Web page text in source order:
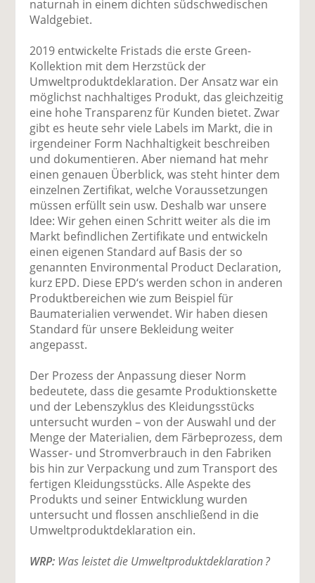
naturnah in einem dichten südschwedischen
Waldgebiet.
2019 entwickelte Fristads die erste Green-
Kollektion mit dem Herzstück der
Umweltproduktdeklaration. Der Ansatz war ein
möglichst nachhaltiges Produkt, das gleichzeitig
eine hohe Transparenz für Kunden bietet. Zwar
gibt es heute sehr viele Labels im Markt, die in
irgendeiner Form Nachhaltigkeit beschreiben
und dokumentieren. Aber niemand hat mehr
einen genauen Überblick, was steht hinter dem
einzelnen Zertifikat, welche Voraussetzungen
müssen erfüllt sein usw. Deshalb war unsere
Idee: Wir gehen einen Schritt weiter als die im
Markt befindlichen Zertifikate und entwickeln
einen eigenen Standard auf Basis der so
genannten Environmental Product Declaration,
kurz EPD. Diese EPD‘s werden schon in anderen
Produktbereichen wie zum Beispiel für
Baumaterialien verwendet. Wir haben diesen
Standard für unsere Bekleidung weiter
angepasst.
Der Prozess der Anpassung dieser Norm
bedeutete, dass die gesamte Produktionskette
und der Lebenszyklus des Kleidungsstücks
untersucht wurden – von der Auswahl und der
Menge der Materialien, dem Färbeprozess, dem
Wasser- und Stromverbrauch in den Fabriken
bis hin zur Verpackung und zum Transport des
fertigen Kleidungsstücks. Alle Aspekte des
Produkts und seiner Entwicklung wurden
untersucht und flossen anschließend in die
Umweltproduktdeklaration ein.
WRP: Was leistet die Umweltproduktdeklaration ?